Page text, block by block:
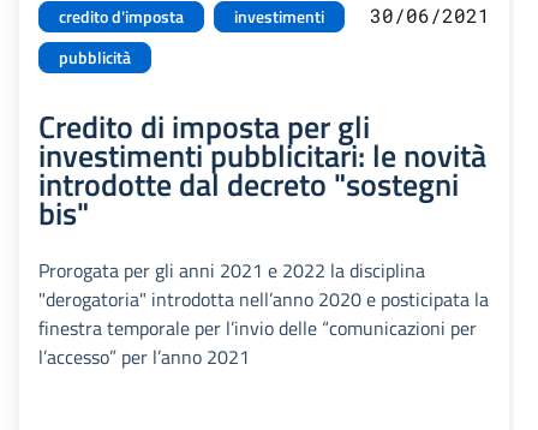
credito d'imposta
investimenti
pubblicità
30/06/2021
Credito di imposta per gli
investimenti pubblicitari: le novità
introdotte dal decreto "sostegni
bis"
Prorogata per gli anni 2021 e 2022 la disciplina
"derogatoria" introdotta nell’anno 2020 e posticipata la
finestra temporale per l’invio delle “comunicazioni per
l’accesso” per l’anno 2021